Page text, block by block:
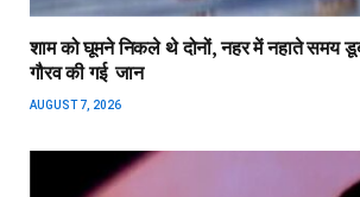
शाम को घूमने निकले थे दोनों, नहर में नहाते समय
गौरव की गई जान
AUGUST 7, 2026